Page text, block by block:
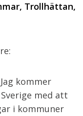
Trollhättan,
kommer
med att
i kommuner